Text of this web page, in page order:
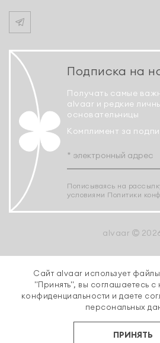
Подписка на
Получать самые
alvaar и редкие
основательницы
Комплимент за
Пописываясь на
условиями Политики
alvaar
Сайт alvaar использует
"Принять", вы соглашаетесь
конфиденциальности и даете
персональных
ПРИНЯТЬ